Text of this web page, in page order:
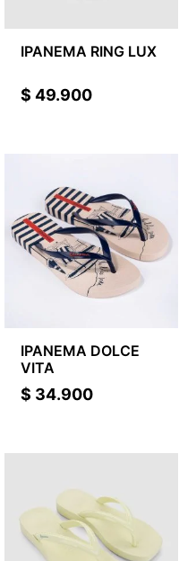
IPANEMA RING LUX
$ 49.900
IPANEMA DOLCE
VITA
$ 34.900